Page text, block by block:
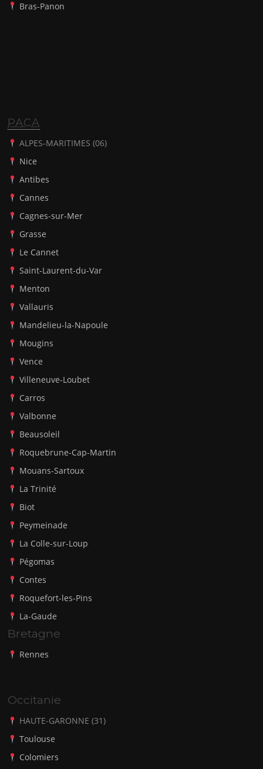
Bras-Panon
PACA
ALPES-MARITIMES (06)
Nice
Antibes
Cannes
Cagnes-sur-Mer
Grasse
Le Cannet
Saint-Laurent-du-Var
Menton
Vallauris
Mandelieu-la-Napoule
Mougins
Vence
Villeneuve-Loubet
Carros
Valbonne
Beausoleil
Roquebrune-Cap-Martin
Mouans-Sartoux
La Trinité
Biot
Peymeinade
La Colle-sur-Loup
Pégomas
Contes
Roquefort-les-Pins
La-Gaude
Bretagne
Rennes
Occitanie
HAUTE-GARONNE (31)
Toulouse
Colomiers